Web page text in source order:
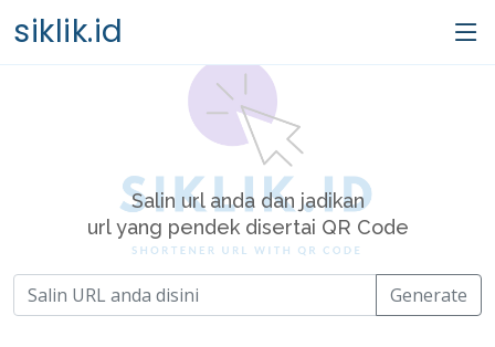
siklik.id
Salin url anda dan jadikan
url yang pendek disertai QR Code
Generate